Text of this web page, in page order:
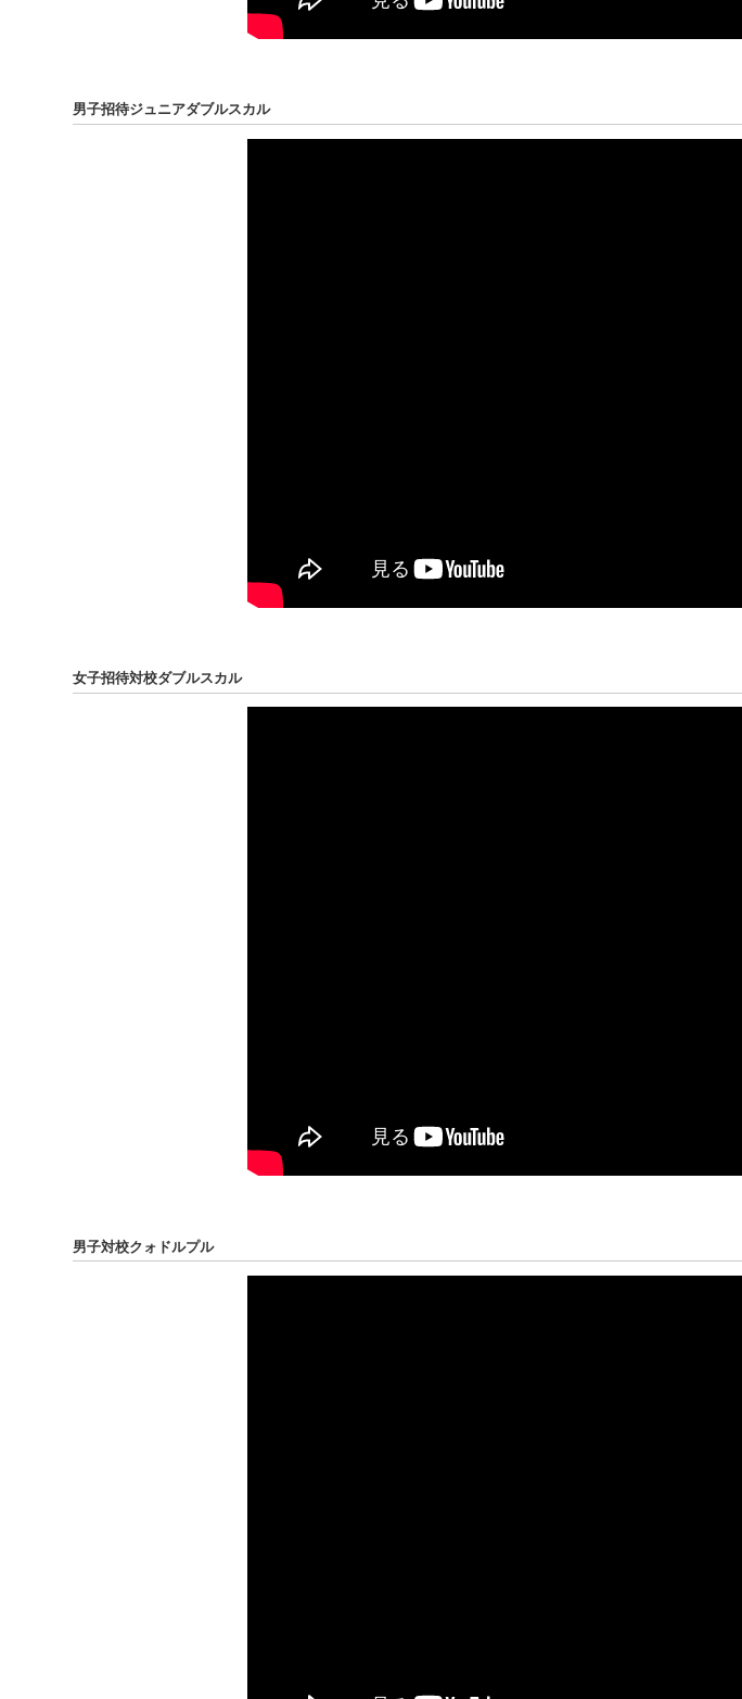
男子招待ジュニアダブルスカル
女子招待対校ダブルスカル
男子対校クォドルプル